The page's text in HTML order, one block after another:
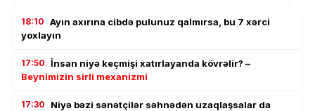
18:10 Ayın axırına cibdə pulunuz qalmırsa, bu 7 xərci
yoxlayın
17:50 İnsan niyə keçmişi xatırlayanda kövrəlir? –
Beynimizin sirli mexanizmi
17:30
Niyə bəzi sənətçilər səhnədən uzaqlaşsalar da